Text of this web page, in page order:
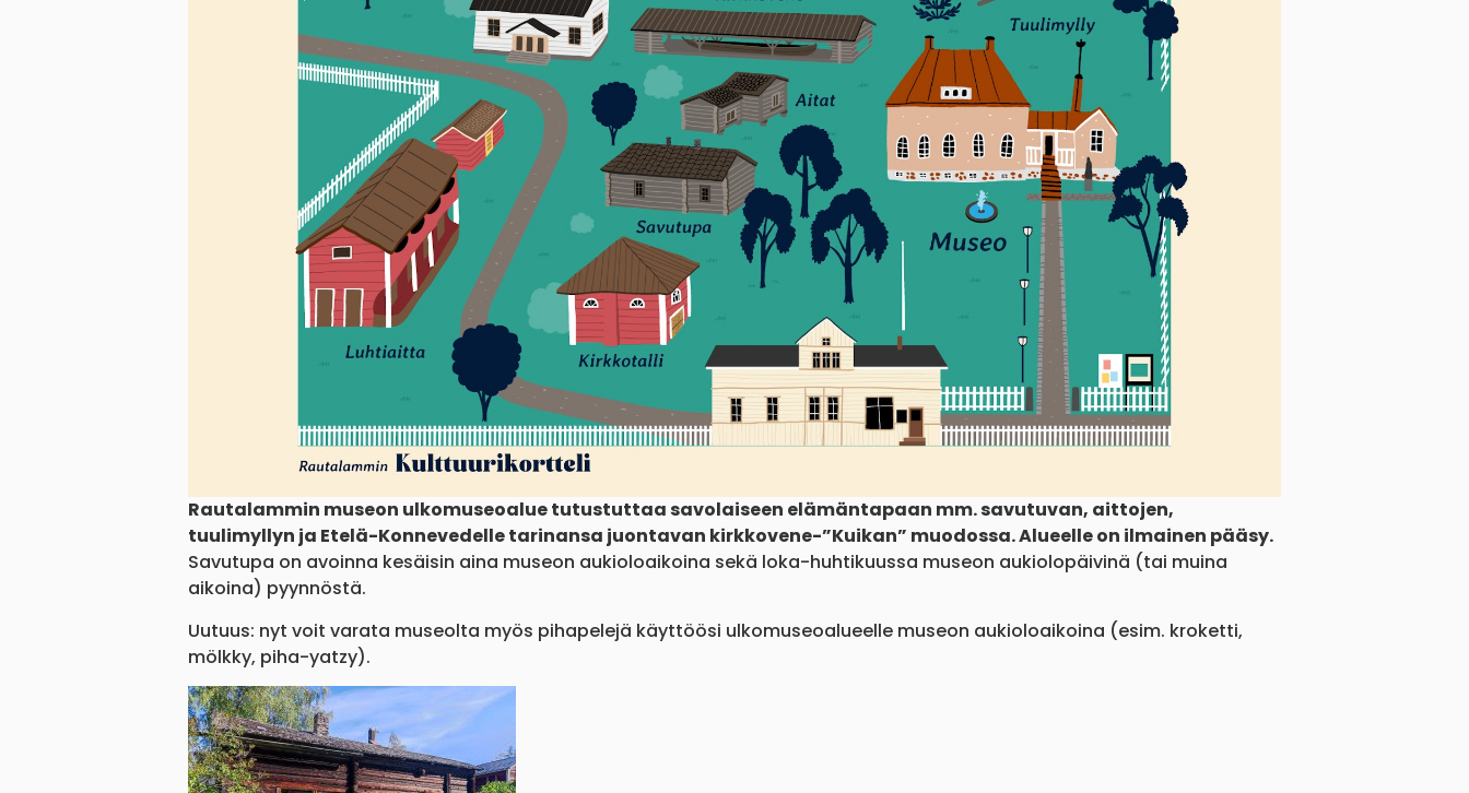
Rautalammin museon ulkomuseoalue tutustuttaa savolaiseen elämäntapaan mm. savutuvan, aittojen,
tuulimyllyn ja Etelä-Konnevedelle tarinansa juontavan kirkkovene-”Kuikan” muodossa. Alueelle on ilmainen pääsy.
Savutupa on avoinna kesäisin aina museon aukioloaikoina sekä loka-huhtikuussa museon aukiolopäivinä (tai muina
aikoina) pyynnöstä.
Uutuus: nyt voit varata museolta myös pihapelejä käyttöösi ulkomuseoalueelle museon aukioloaikoina (esim. kroketti,
mölkky, piha-yatzy).